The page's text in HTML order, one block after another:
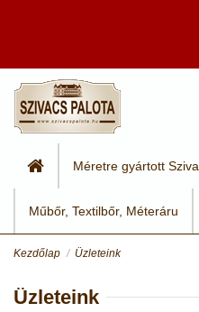
Méretre gyártott
Műbőr, Textilbőr, Méteráru
Kezdőlap Üzleteink
Üzleteink